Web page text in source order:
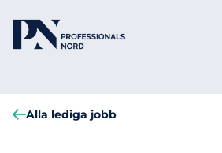
Alla lediga jobb